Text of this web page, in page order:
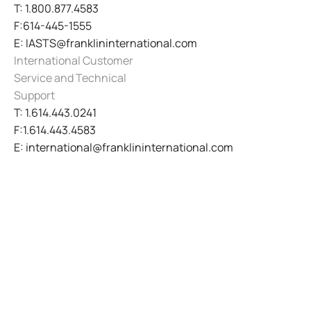
T: 1.800.877.4583
F:614-445-1555
E: IASTS@franklininternational.com
International Customer
Service and Technical
Support
T: 1.614.443.0241
F:1.614.443.4583
E: international@franklininternational.com